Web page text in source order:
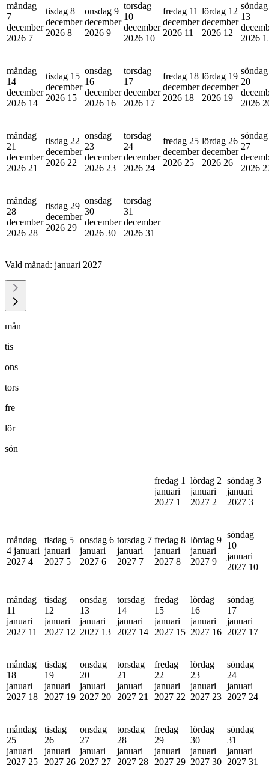
måndag
7
december
2026 7
tisdag 8
december
2026 8
onsdag 9
december
2026 9
torsdag
10
december
2026 10
fredag 11
december
2026 11
lördag 12
december
2026 12
söndag
13
2026
måndag
14
december
2026 14
tisdag 15
december
2026 15
onsdag
16
december
2026 16
torsdag
17
december
2026 17
fredag 18
december
2026 18
lördag 19
december
2026 19
söndag
20
2026
måndag
21
december
2026 21
tisdag 22
december
2026 22
onsdag
23
december
2026 23
torsdag
24
december
2026 24
fredag 25
december
2026 25
lördag 26
december
2026 26
söndag
27
2026
måndag
28
december
2026 28
tisdag 29
december
2026 29
onsdag
30
december
2026 30
torsdag
31
december
2026 31
Vald månad: januari 2027
mån
tis
ons
tors
fre
lör
sön
fredag 1
januari
2027 1
lördag 2
januari
2027 2
söndag 3
januari
2027 3
måndag
4 januari
2027 4
tisdag 5
januari
2027 5
onsdag 6
januari
2027 6
torsdag 7
januari
2027 7
fredag 8
januari
2027 8
lördag 9
januari
2027 9
söndag
10
januari
2027 10
måndag
11
januari
2027 11
tisdag
12
januari
2027 12
onsdag
13
januari
2027 13
torsdag
14
januari
2027 14
fredag
15
januari
2027 15
lördag
16
januari
2027 16
söndag
17
januari
2027 17
måndag
18
januari
2027 18
tisdag
19
januari
2027 19
onsdag
20
januari
2027 20
torsdag
21
januari
2027 21
fredag
22
januari
2027 22
lördag
23
januari
2027 23
söndag
24
januari
2027 24
måndag
25
januari
2027 25
tisdag
26
januari
2027 26
onsdag
27
januari
2027 27
torsdag
28
januari
2027 28
fredag
29
januari
2027 29
lördag
30
januari
2027 30
söndag
31
januari
2027 31